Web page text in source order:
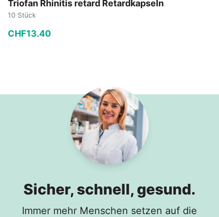
Triofan Rhinitis retard Retardkapseln
10 Stück
CHF13.40
Sicher, schnell, gesund.
Immer mehr Menschen setzen auf die